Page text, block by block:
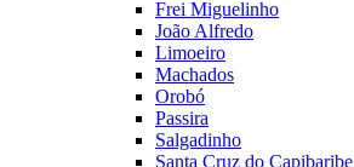
Frei Miguelinho
João Alfredo
Limoeiro
Machados
Orobó
Passira
Salgadinho
Santa Cruz do Capibaribe